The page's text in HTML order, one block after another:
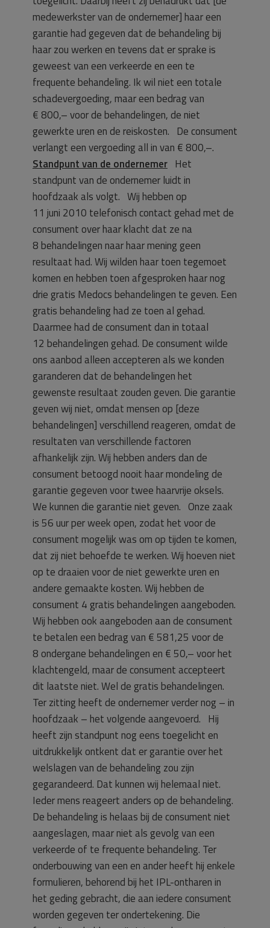
medewerkster van de ondernemer] haar een
garantie had gegeven dat de behandeling bij
haar zou werken en tevens dat er sprake is
geweest van een verkeerde en een te
frequente behandeling. Ik wil niet een totale
schadevergoeding, maar een bedrag van
€ 800,– voor de behandelingen, de niet
gewerkte uren en de reiskosten. De consument
verlangt een vergoeding all in van € 800,–.
Standpunt van de ondernemer Het
standpunt van de ondernemer luidt in
hoofdzaak als volgt. Wij hebben op
11 juni 2010 telefonisch contact gehad met de
consument over haar klacht dat ze na
8 behandelingen naar haar mening geen
resultaat had. Wij wilden haar toen tegemoet
komen en hebben toen afgesproken haar nog
drie gratis Medocs behandelingen te geven. Een
gratis behandeling had ze toen al gehad.
Daarmee had de consument dan in totaal
12 behandelingen gehad. De consument wilde
ons aanbod alleen accepteren als we konden
garanderen dat de behandelingen het
gewenste resultaat zouden geven. Die garantie
geven wij niet, omdat mensen op [deze
behandelingen] verschillend reageren, omdat de
resultaten van verschillende factoren
afhankelijk zijn. Wij hebben anders dan de
consument betoogd nooit haar mondeling de
garantie gegeven voor twee haarvrije oksels.
We kunnen die garantie niet geven. Onze zaak
is 56 uur per week open, zodat het voor de
consument mogelijk was om op tijden te komen,
dat zij niet behoefde te werken. Wij hoeven niet
op te draaien voor de niet gewerkte uren en
andere gemaakte kosten. Wij hebben de
consument 4 gratis behandelingen aangeboden.
Wij hebben ook aangeboden aan de consument
te betalen een bedrag van € 581,25 voor de
8 ondergane behandelingen en € 50,– voor het
klachtengeld, maar de consument accepteert
dit laatste niet. Wel de gratis behandelingen.
Ter zitting heeft de ondernemer verder nog – in
hoofdzaak – het volgende aangevoerd. Hij
heeft zijn standpunt nog eens toegelicht en
uitdrukkelijk ontkent dat er garantie over het
welslagen van de behandeling zou zijn
gegarandeerd. Dat kunnen wij helemaal niet.
Ieder mens reageert anders op de behandeling.
De behandeling is helaas bij de consument niet
aangeslagen, maar niet als gevolg van een
verkeerde of te frequente behandeling. Ter
onderbouwing van een en ander heeft hij enkele
formulieren, behorend bij het IPL-ontharen in
het geding gebracht, die aan iedere consument
worden gegeven ter ondertekening. Die